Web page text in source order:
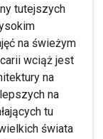
tutejszych
na świeżym
wciąż jest
na
na
tu
świata